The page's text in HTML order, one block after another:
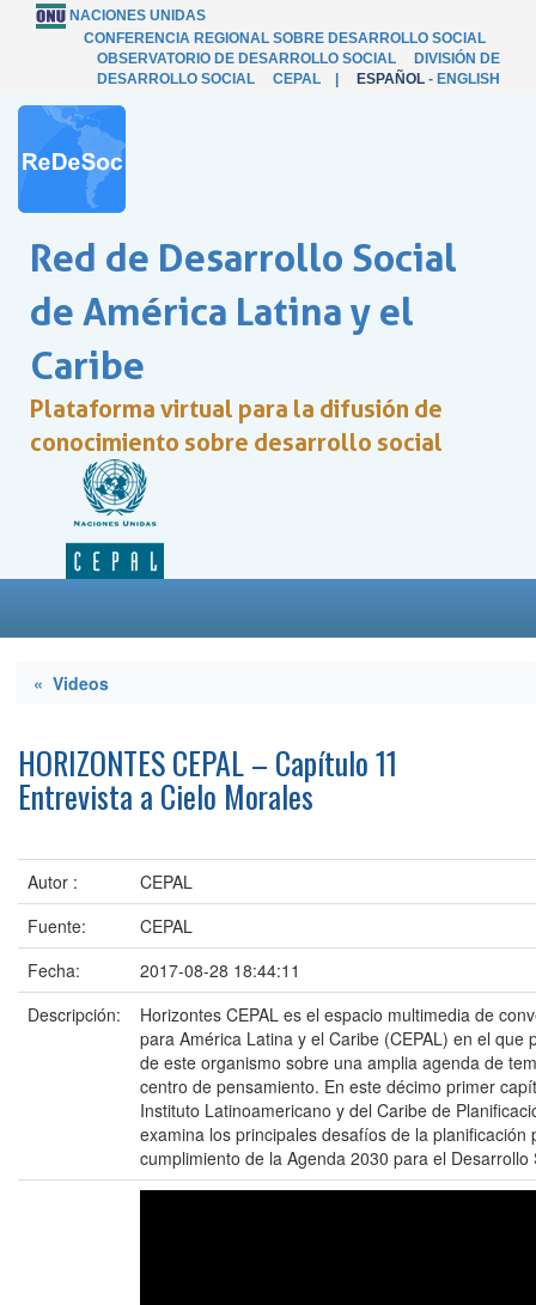
NACIONES UNIDAS
CONFERENCIA REGIONAL SOBRE DESARROLLO SOCIAL
OBSERVATORIO DE DESARROLLO SOCIAL
DIVISIÓN DE
DESARROLLO SOCIAL
CEPAL ESPAÑOL - ENGLISH
Red de Desarrollo Social
de América Latina y el
Caribe
Plataforma virtual para la difusión de
conocimiento sobre desarrollo social
« Videos
HORIZONTES CEPAL – Capítulo 11
Entrevista a Cielo Morales
Autor :
CEPAL
Fuente:
CEPAL
Fecha:
2017-08-28 18:44:11
Descripción:
Horizontes CEPAL es el espacio multimedia de
para América Latina y el Caribe (CEPAL) en el que
de este organismo sobre una amplia agenda de
centro de pensamiento. En este décimo primer
Instituto Latinoamericano y del Caribe de
examina los principales desafíos de la planificación
cumplimiento de la Agenda 2030 para el